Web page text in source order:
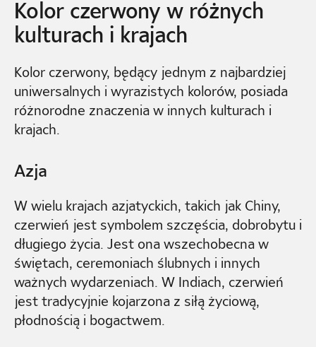
Kolor czerwony w różnych
kulturach i krajach
Kolor czerwony, będący jednym z najbardziej
uniwersalnych i wyrazistych kolorów, posiada
różnorodne znaczenia w innych kulturach i
krajach.
Azja
W wielu krajach azjatyckich, takich jak Chiny,
czerwień jest symbolem szczęścia, dobrobytu i
długiego życia. Jest ona wszechobecna w
świętach, ceremoniach ślubnych i innych
ważnych wydarzeniach. W Indiach, czerwień
jest tradycyjnie kojarzona z siłą życiową,
płodnością i bogactwem.